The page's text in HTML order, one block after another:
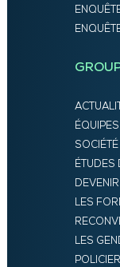
ÉQUIPES
SOCIÉTÉ
ÉTUDES
LES
LES